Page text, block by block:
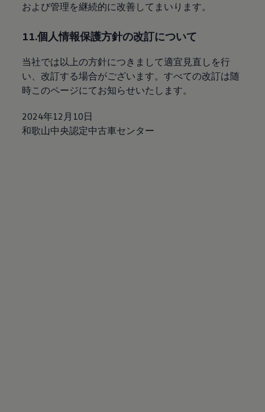
および管理を継続的に改善してまいります。
11.個人情報保護方針の改訂について
当社では以上の方針につきまして適宜見直しを行
い、改訂する場合がございます。すべての改訂は随
時このページにてお知らせいたします。
2024年12月10日
和歌山中央認定中古車センター